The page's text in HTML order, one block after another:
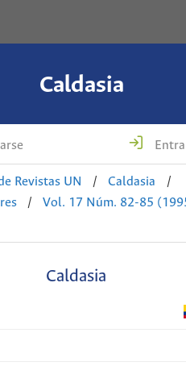
Caldasia
Revistas UN / Caldasia
/
/
Vol. 17 Núm. 82-85
Caldasia